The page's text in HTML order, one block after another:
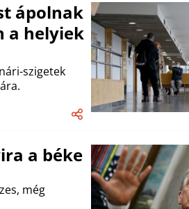
ápolnak
a helyiek
szigetek
a béke
még